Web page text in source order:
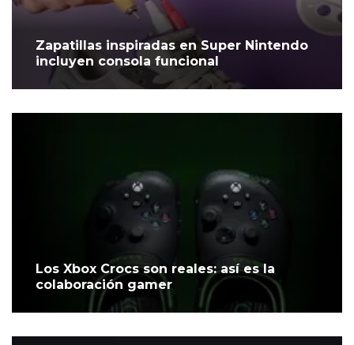
Zapatillas inspiradas en Super Nintendo
incluyen consola funcional
Los Xbox Crocs son reales: así es la
colaboración gamer